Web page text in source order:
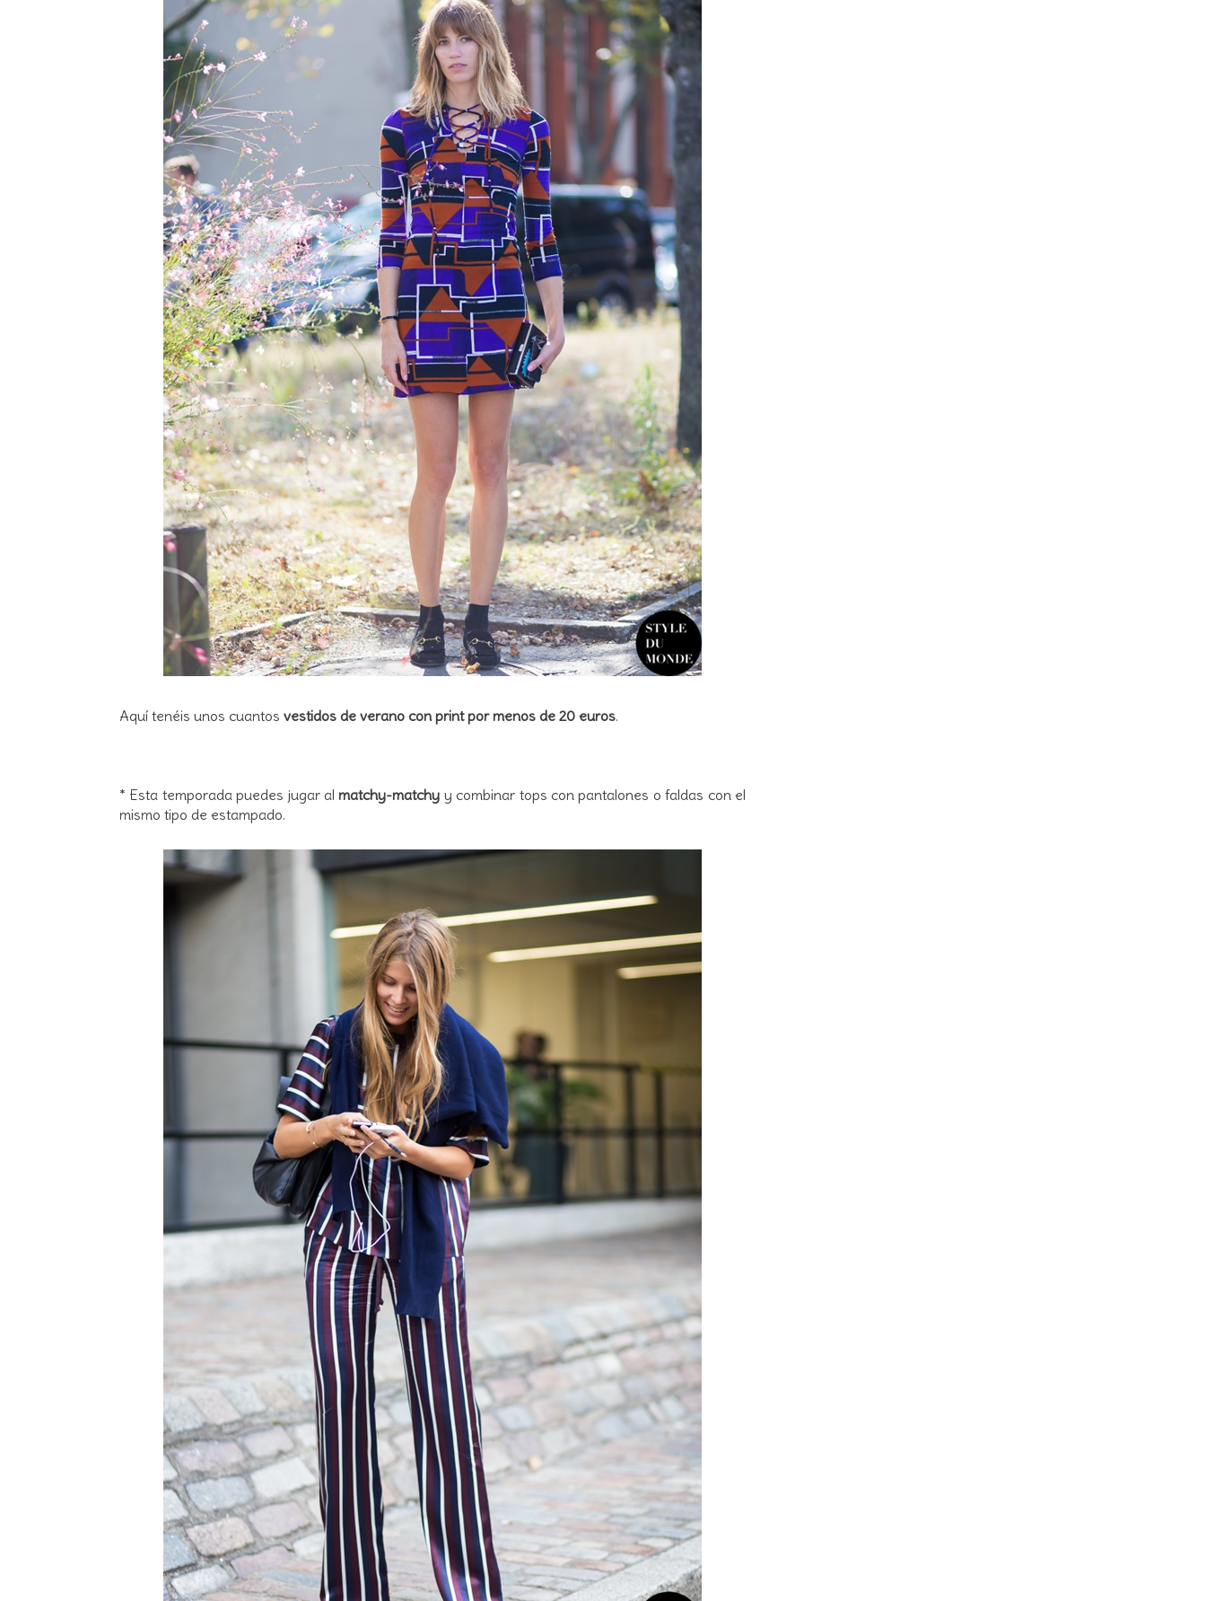
Aquí tenéis unos cuantos vestidos de verano con print por menos de 20 euros.
* Esta temporada puedes jugar almatchy-matchy y combinar tops con pantalones o faldas con el
mismo tipo de estampado.